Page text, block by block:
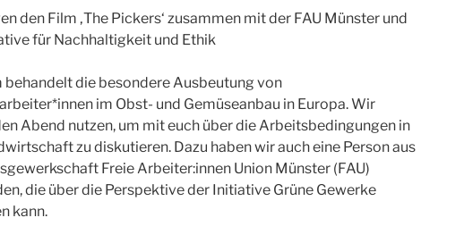
den Film ‚The Pickers‘ zusammen mit der FAU Münster und
für Nachhaltigkeit und Ethik
behandelt die besondere Ausbeutung von
im Obst- und Gemüseanbau in Europa. Wir
Abend nutzen, um mit euch über die Arbeitsbedingungen in
zu diskutieren. Dazu haben wir auch eine Person aus
Freie Arbeiter:innen Union Münster (FAU)
die über die Perspektive der Initiative Grüne Gewerke
kann.